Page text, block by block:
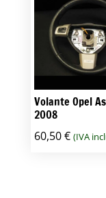
Volante Opel
2008
60,50€ (IVA